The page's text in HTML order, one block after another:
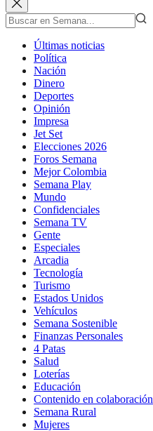
Últimas noticias
Política
Nación
Dinero
Deportes
Opinión
Impresa
Jet Set
Elecciones 2026
Foros Semana
Mejor Colombia
Semana Play
Mundo
Confidenciales
Semana TV
Gente
Especiales
Arcadia
Tecnología
Turismo
Estados Unidos
Vehículos
Semana Sostenible
Finanzas Personales
4 Patas
Salud
Loterías
Educación
Contenido en colaboración
Semana Rural
Mujeres